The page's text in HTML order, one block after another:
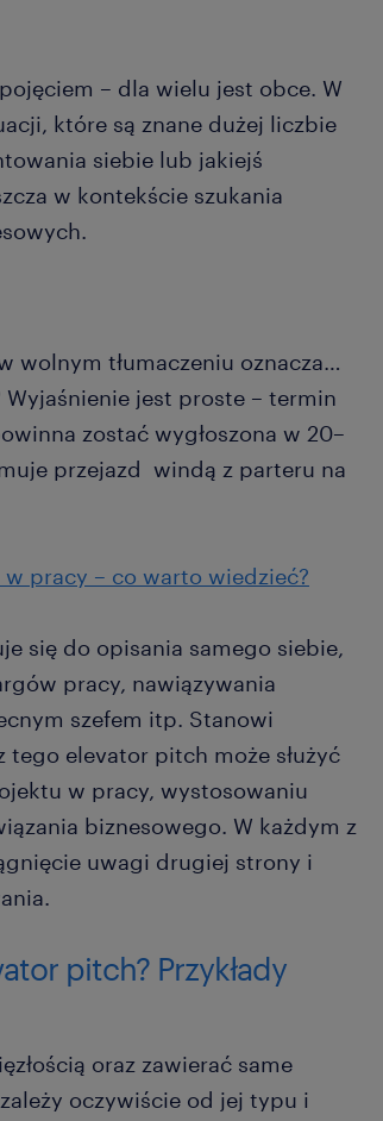
– dla wielu jest obce. W
które są znane dużej liczbie
siebie lub jakiejś
w kontekście szukania
wolnym tłumaczeniu oznacza…
jest proste – termin
zostać wygłoszona w 20–
przejazd windą z parteru na
pracy – co warto wiedzieć?
się do opisania samego siebie,
pracy, nawiązywania
szefem itp. Stanowi
elevator pitch może służyć
w pracy, wystosowaniu
biznesowego. W każdym z
uwagi drugiej strony i
pitch? Przykłady
oraz zawierać same
oczywiście od jej typu i